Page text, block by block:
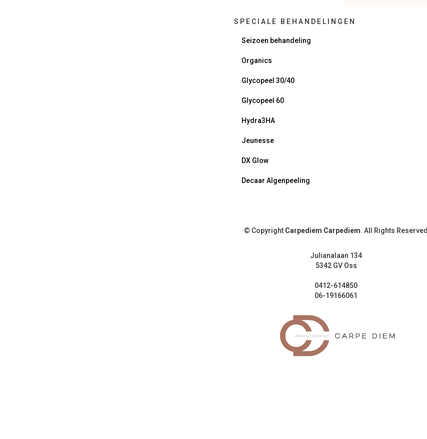
SPECIALE BEHANDELINGEN
Seizoen behandeling
Organics
Glycopeel 30/40
Glycopeel 60
Hydra3HA
Jeunesse
DX Glow
Decaar Algenpeeling
© Copyright Carpediem Carpediem. All Rights Reserved
Julianalaan 134
5342 GV Oss
0412-614850
06-19166061